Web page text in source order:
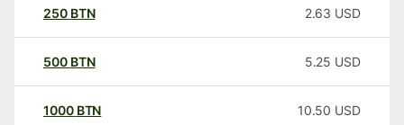
250 BTN 2.63 USD
500 BTN 5.25 USD
1000 BTN 10.50 USD